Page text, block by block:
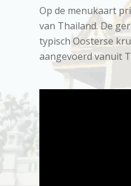
Op de menukaart
van Thailand. De
typisch Oosterse
aangevoerd vanuit